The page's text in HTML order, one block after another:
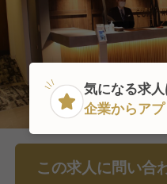
この求人に問い合
気になる求人
企業からア